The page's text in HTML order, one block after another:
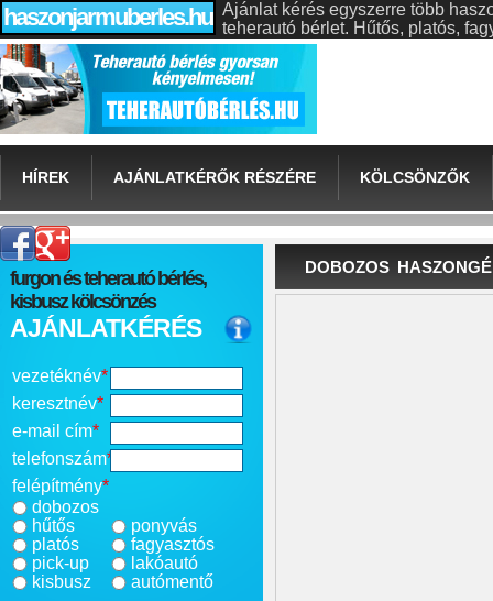
haszonjarmuberles.hu Ajánlat kérés egyszerre több
teherautó bérlet. Hűtős, platós,
HÍREK AJÁNLATKÉRŐK RÉSZÉRE KÖLCSÖNZŐK
furgon és teherautó bérlés,
kisbusz kölcsönzés
AJÁNLATKÉRÉS
vezetéknév*
keresztnév*
e-mail cím*
telefonszám*
felépítmény*
dobozos
hűtős
platós
pick-up
kisbusz
ponyvás
fagyasztós
lakóautó
autómentő
DOBOZOS